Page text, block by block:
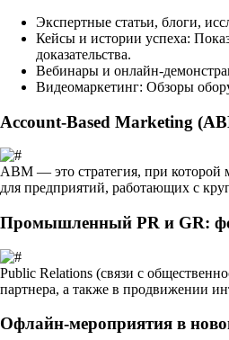
Экспертные статьи, блоги,
Кейсы и истории успеха:
доказательства.
Вебинары и онлайн-
Видеомаркетинг: Обзоры
Account-Based Marketing
ABM — это стратегия, при которой
для предприятий, работающих с
Промышленный PR и GR:
Public Relations (связи с
партнера, а также в продвижении
Офлайн-мероприятия в